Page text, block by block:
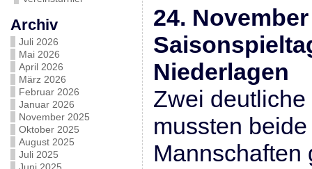
Archiv
Juli 2026
Mai 2026
April 2026
März 2026
Februar 2026
Januar 2026
November 2025
Oktober 2025
August 2025
Juli 2025
24.
Niederlagen
Zwei
mussten
Mannschaften